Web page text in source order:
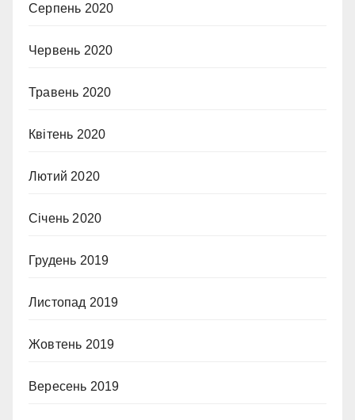
Серпень 2020
Червень 2020
Травень 2020
Квітень 2020
Лютий 2020
Січень 2020
Грудень 2019
Листопад 2019
Жовтень 2019
Вересень 2019